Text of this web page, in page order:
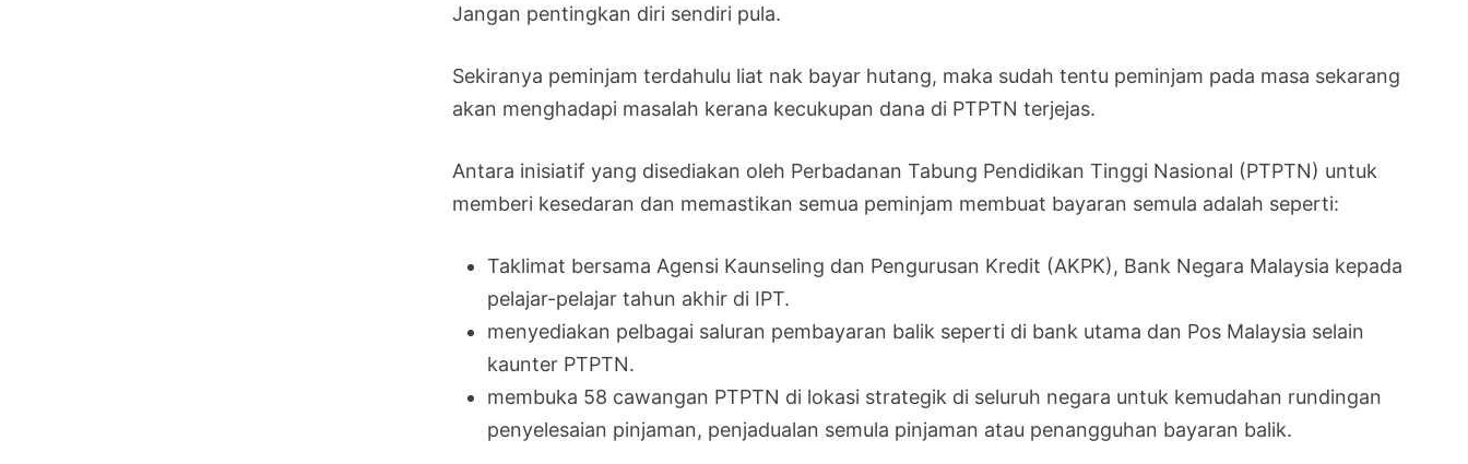
Jangan pentingkan diri sendiri pula.
Sekiranya peminjam terdahulu liat nak bayar hutang, maka sudah tentu peminjam pada masa sekarang
akan menghadapi masalah kerana kecukupan dana di PTPTN terjejas.
Antara inisiatif yang disediakan oleh Perbadanan Tabung Pendidikan Tinggi Nasional (PTPTN) untuk
memberi kesedaran dan memastikan semua peminjam membuat bayaran semula adalah seperti:
Taklimat bersama Agensi Kaunseling dan Pengurusan Kredit (AKPK), Bank Negara Malaysia kepada
pelajar-pelajar tahun akhir di IPT.
menyediakan pelbagai saluran pembayaran balik seperti di bank utama dan Pos Malaysia selain
kaunter PTPTN.
membuka 58 cawangan PTPTN di lokasi strategik di seluruh negara untuk kemudahan rundingan
penyelesaian pinjaman, penjadualan semula pinjaman atau penangguhan bayaran balik.